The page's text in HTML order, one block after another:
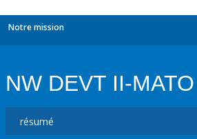
Notre mission
NW DEVT II-